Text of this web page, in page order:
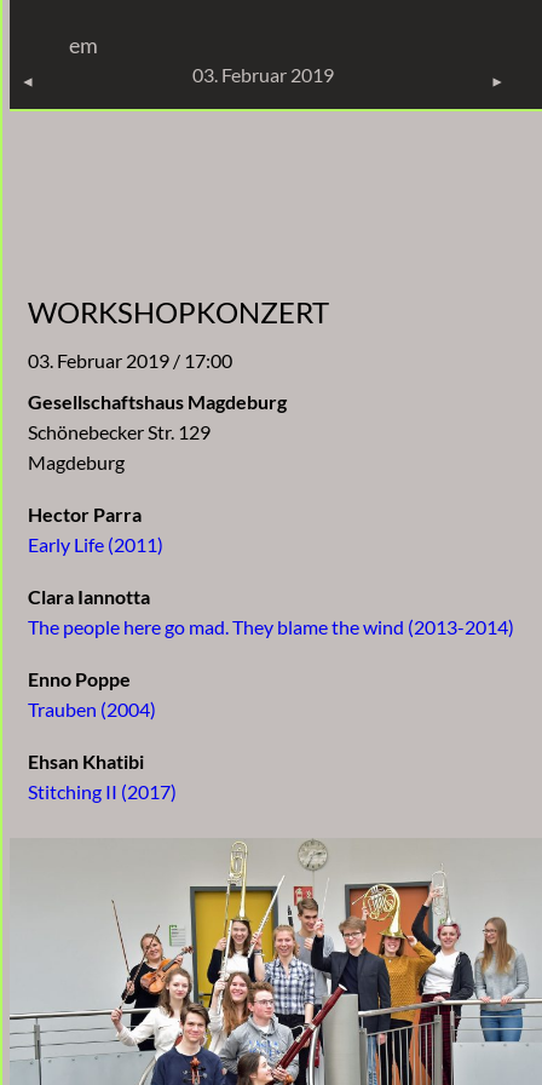
springen
em
03. Februar 2019
WORKSHOPKONZERT
03. Februar 2019 / 17:00
Gesellschaftshaus Magdeburg
Schönebecker Str. 129
Magdeburg
Hector Parra
Early Life (2011)
Clara Iannotta
The people here go mad. They blame the wind (2013-2014)
Enno Poppe
Trauben (2004)
Ehsan Khatibi
Stitching II (2017)